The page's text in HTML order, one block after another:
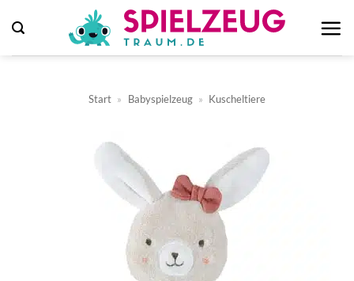
Inhalt
springen
Start » Babyspielzeug » Kuscheltiere